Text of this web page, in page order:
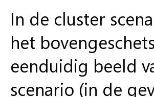
In de cluster
het
eenduidig beeld
scenario (in de